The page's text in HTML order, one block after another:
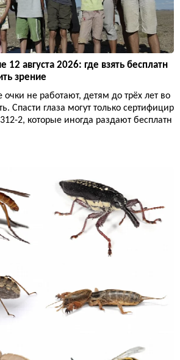
12 августа 2026: где взять бесплатн
зрение
не работают, детям до трёх лет во
Спасти глаза могут только сертифицир
2, которые иногда раздают бесплатн